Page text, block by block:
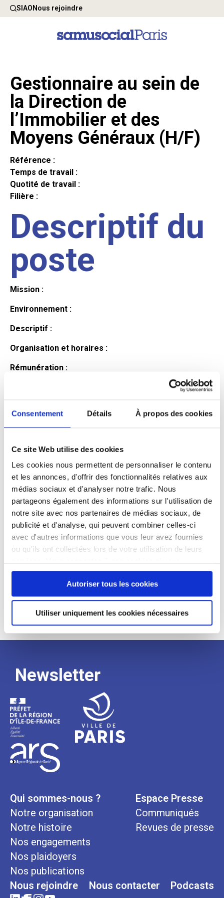
Consentement Détails À propos des cookies
Ce site Web utilise des cookies
Les cookies nous permettent de personnaliser le contenu
et les annonces, d'offrir des fonctionnalités relatives aux
médias sociaux et d'analyser notre trafic. Nous
partageons également des informations sur l'utilisation de
notre site avec nos partenaires de médias sociaux, de
publicité et d'analyse, qui peuvent combiner celles-ci
avec d'autres informations que vous leur avez fournies
ou qu'ils ont collectées lors de votre utilisation de leurs
continuez à utiliser notre site Web.
Autoriser tous les cookies
Utiliser uniquement les cookies nécessaires
SIAONous rejoindre
Gestionnaire au sein de
la Direction de
l’Immobilier et des
Moyens Généraux (H/F)
Référence :
Temps de travail :
Quotité de travail :
Filière :
Descriptif du
poste
Mission :
Environnement :
Descriptif :
Organisation et horaires :
Rémunération :
Profil du
candidat
Qualifications et diplômes :
Profil recherché :
Processus
de
recrutement
Newsletter
Qui sommes-nous ?
Notre organisation
Notre histoire
Nos engagements
Nos plaidoyers
Nos publications
Espace Presse
Communiqués
Revues de presse
Nous rejoindre Nous contacter Podcasts